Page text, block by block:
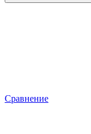
Сравнение